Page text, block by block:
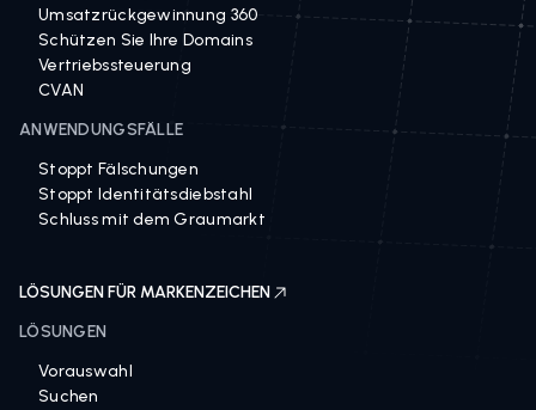
Umsatzrückgewinnung 360
Schützen Sie Ihre Domains
Vertriebssteuerung
CVAN
ANWENDUNGSFÄLLE
Stoppt Fälschungen
Stoppt Identitätsdiebstahl
Schluss mit dem Graumarkt
LÖSUNGEN FÜR MARKENZEICHEN
LÖSUNGEN
Vorauswahl
Suchen